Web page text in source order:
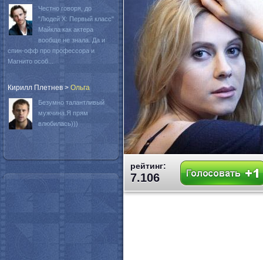
рейтинг:
7.106
Честно говоря, до
"Людей Х: Первый класс"
Майкла как актера
вообще не знала. Да и
спин-офф про профессора и
Магнито особ...
Кирилл Плетнев > Oльга
Безумно талантливый
мужчина.Я прям
влюбилась)))